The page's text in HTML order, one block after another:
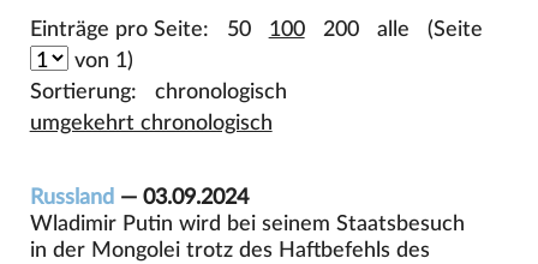
Einträge pro Seite: 50 100 200 alle (Seite
von 1)
Sortierung: chronologisch
umgekehrt chronologisch
Russland — 03.09.2024
Wladimir Putin wird bei seinem Staatsbesuch
in der Mongolei trotz des Haftbefehls des